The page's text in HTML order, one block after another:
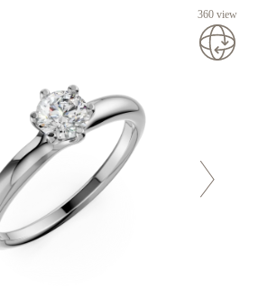
360 view